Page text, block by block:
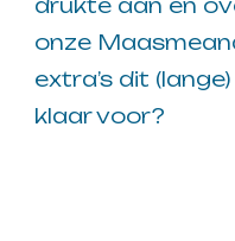
drukte aan en
onze
extra’s dit
klaar voor?